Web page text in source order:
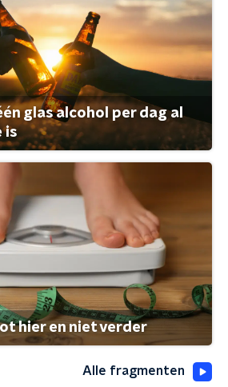
glas alcohol per dag al
is
hier en niet verder
Alle fragmenten